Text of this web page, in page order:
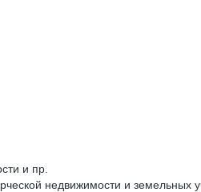
и пр.
недвижимости и земельных